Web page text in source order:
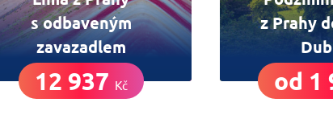
s odbaveným
zavazadlem
12 937 Kč
z Prahy
od 1